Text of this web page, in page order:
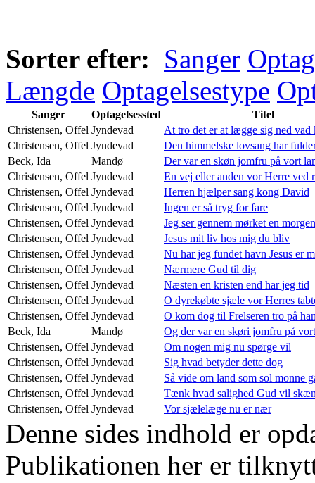
Sorter efter: Sanger
Længde Optagelsestype
Sanger Optagelsessted
Titel
Christensen, Offel Jyndevad
At tro det er at lægge sig ned vad
Christensen, Offel Jyndevad
Den himmelske lovsang har
Beck, Ida
Mandø
Der var en skøn jomfru på vort
Christensen, Offel Jyndevad
En vej eller anden vor Herre ved
Christensen, Offel Jyndevad
Herren hjælper sang kong David
Christensen, Offel Jyndevad
Ingen er så tryg for fare
Christensen, Offel Jyndevad
Jeg ser gennem mørket en
Christensen, Offel Jyndevad
Jesus mit liv hos mig du bliv
Christensen, Offel Jyndevad
Nu har jeg fundet havn Jesus er
Christensen, Offel Jyndevad
Nærmere Gud til dig
Christensen, Offel Jyndevad
Næsten en kristen end har jeg tid
Christensen, Offel Jyndevad
O dyrekøbte sjæle vor Herres
Christensen, Offel Jyndevad
O kom dog til Frelseren tro på
Beck, Ida
Mandø
Og der var en skøri jomfru på
Christensen, Offel Jyndevad
Om nogen mig nu spørge vil
Christensen, Offel Jyndevad
Sig hvad betyder dette dog
Christensen, Offel Jyndevad
Så vide om land som sol monne
Christensen, Offel Jyndevad
Tænk hvad salighed Gud vil
Christensen, Offel Jyndevad Vor sjælelæge nu er nær
Denne sides indhold er
Publikationen her er